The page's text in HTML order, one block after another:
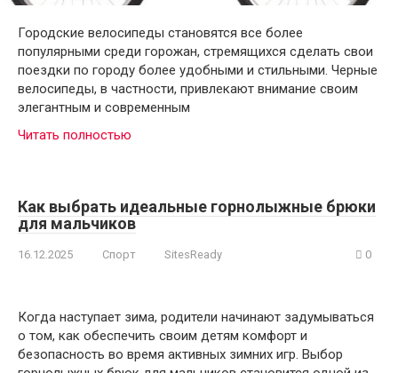
Городские велосипеды становятся все более
популярными среди горожан, стремящихся сделать свои
поездки по городу более удобными и стильными. Черные
велосипеды, в частности, привлекают внимание своим
элегантным и современным
Читать полностью
Как выбрать идеальные горнолыжные брюки
для мальчиков
16.12.2025 Спорт SitesReady 0
Когда наступает зима, родители начинают задумываться
о том, как обеспечить своим детям комфорт и
безопасность во время активных зимних игр. Выбор